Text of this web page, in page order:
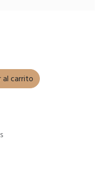
al carrito